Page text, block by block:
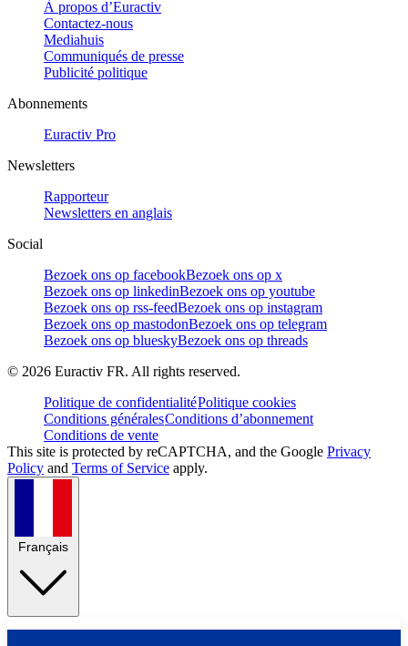
À propos d’Euractiv
Contactez-nous
Mediahuis
Communiqués de presse
Publicité politique
Abonnements
Euractiv Pro
Newsletters
Rapporteur
Newsletters en anglais
Social
Bezoek ons op facebookBezoek ons op x
Bezoek ons op linkedinBezoek ons op youtube
Bezoek ons op rss-feedBezoek ons op instagram
Bezoek ons op mastodonBezoek ons op telegram
Bezoek ons op blueskyBezoek ons op threads
© 2026 Euractiv FR. All rights reserved.
Politique de confidentialitéPolitique cookies
Conditions généralesConditions d’abonnement
Conditions de vente
This site is protected by reCAPTCHA, and the Google Privacy
Policy and Terms of Service apply.
Français